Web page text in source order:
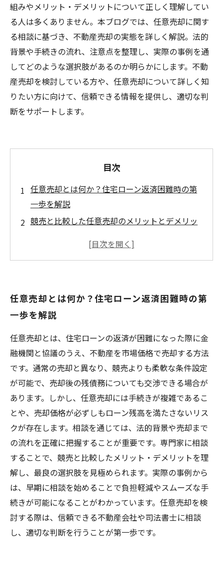
組みやメリット・デメリットについて正しく理解してい
る人は多くありません。本ブログでは、任意売却に関す
る相談に基づき、不動産売却の実態を詳しく解説。法的
背景や手続きの流れ、注意点を整理し、実際の事例を通
してどのような選択肢があるのか明らかにします。不動
産売却を検討している方や、任意売却について詳しく知
りたい方に向けて、信頼できる情報を提供し、適切な判
断をサポートします。
目次
任意売却とは何か？住宅ローン返済困難時の第
一歩を解説
競売と比較した任意売却のメリットとデメリッ
任意売却の手続きの流れと債権者交渉のポイン
を実現した体験談
任意売却を成功させるための注意点と安心して
売却を進める秘訣
任意売却を知ることで見えてくる不動産売却の
新たな選択肢
任意売却相談で不安を解消！信頼できる相談先
と情報の見極め方
任意売却とは何か？住宅ローン返済困難時の第
一歩を解説
任意売却とは、住宅ローンの返済が困難になった際に金
融機関と協議のうえ、不動産を市場価格で売却する方法
です。通常の売却と異なり、競売よりも柔軟な条件設定
が可能で、売却後の残債務についても交渉できる場合が
あります。しかし、任意売却には手続きが複雑であるこ
とや、売却価格が必ずしもローン残高を満たさないリス
クが存在します。相談を通じては、法的背景や売却まで
の流れを正確に把握することが重要です。専門家に相談
することで、競売と比較したメリット・デメリットを理
解し、最良の選択肢を見極められます。実際の事例から
は、早期に相談を始めることで負担軽減やスムーズな手
続きが可能になることがわかっています。任意売却を検
討する際は、信頼できる不動産会社や司法書士に相談
し、適切な判断を行うことが第一歩です。